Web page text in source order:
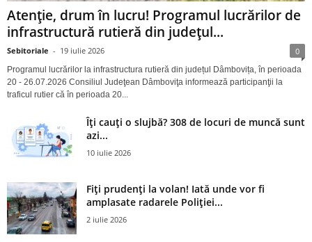
Atenție, drum în lucru! Programul lucrărilor de
infrastructură rutieră din județul...
Sebitoriale - 19 iulie 2026 0
Programul lucrărilor la infrastructura rutieră din județul Dâmbovița, în perioada
20 - 26.07.2026 Consiliul Judeţean Dâmboviţa informează participanţii la
traficul rutier că în perioada 20...
Îți cauți o slujbă? 308 de locuri de muncă sunt
azi...
10 iulie 2026
Fiți prudenți la volan! Iată unde vor fi
amplasate radarele Poliției...
2 iulie 2026